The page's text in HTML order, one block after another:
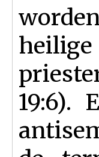
19:6).